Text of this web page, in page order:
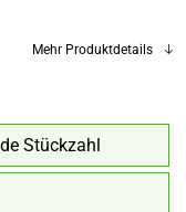
Mehr Produktdetails
Stückzahl